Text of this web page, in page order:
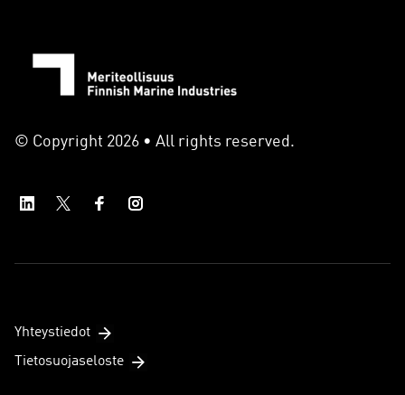
© Copyright 2026 • All rights reserved.
Yhteystiedot
Tietosuojaseloste